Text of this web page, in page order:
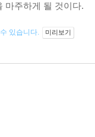
마주하게 될 것이다.
있습니다. 미리보기